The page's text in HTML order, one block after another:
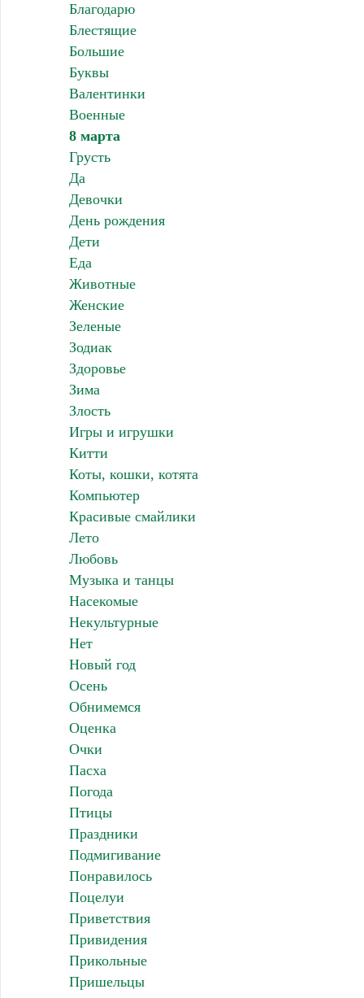
Благодарю
Блестящие
Большие
Буквы
Валентинки
Военные
8 марта
Грусть
Да
Девочки
День рождения
Дети
Еда
Животные
Женские
Зеленые
Зодиак
Здоровье
Зима
Злость
Игры и игрушки
Китти
Коты, кошки, котята
Компьютер
Красивые смайлики
Лето
Любовь
Музыка и танцы
Насекомые
Некультурные
Нет
Новый год
Осень
Обнимемся
Оценка
Очки
Пасха
Погода
Птицы
Праздники
Подмигивание
Понравилось
Поцелуи
Приветствия
Привидения
Прикольные
Пришельцы